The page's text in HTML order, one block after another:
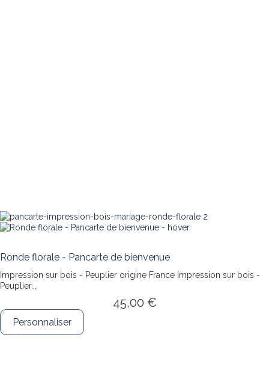
Ronde florale - Pancarte de bienvenue
Impression sur bois - Peuplier origine France Impression sur bois -
Peuplier...
45,00 €
Personnaliser